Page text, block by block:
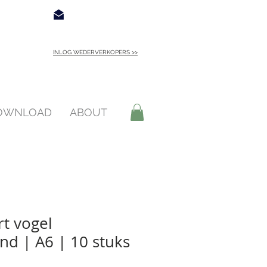
INLOG WEDERVERKOPERS >>
ABOUT
vogel
| A6 | 10 stuks